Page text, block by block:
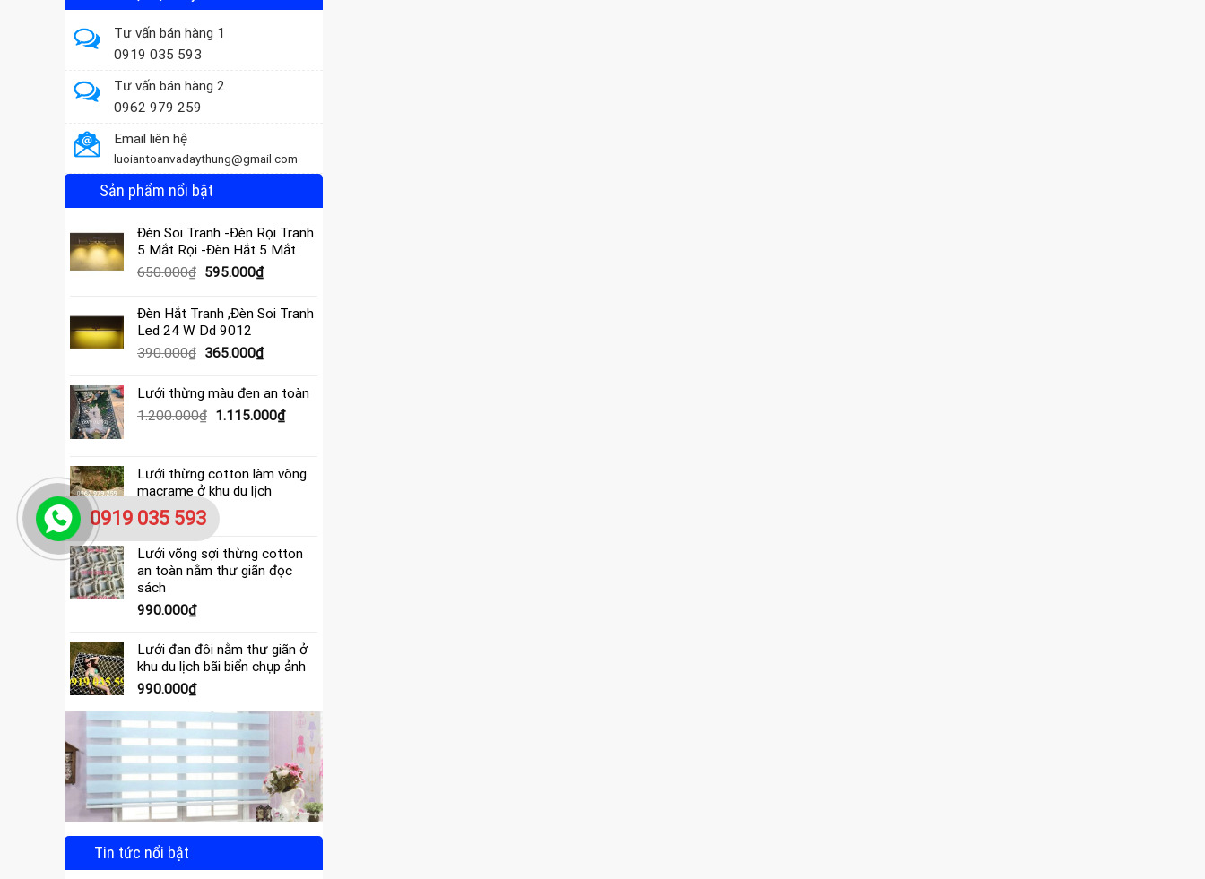
Tư vấn bán hàng 1
0919 035 593
Tư vấn bán hàng 2
0962 979 259
Email liên hệ
luoiantoanvadaythung@gmail.com
Sản phẩm nổi bật
Đèn Soi Tranh -Đèn Rọi Tranh
5 Mắt Rọi -Đèn Hắt 5 Mắt
650.000₫ Giá
là:
650.000₫.
595.000₫Giá
tại
595.000₫.
Đèn Hắt Tranh ,Đèn Soi Tranh
Led 24 W Dd 9012
390.000₫ Giá
là:
390.000₫.
365.000₫Giá
tại
là:
365.000₫.
Lưới thừng màu đen an toàn
1.200.000₫ Giá
1.200.000₫.
1.115.000₫Giá
là:
Lưới thừng cotton làm võng
macrame ở khu du lịch
4.000.000₫
Lưới võng sợi thừng cotton
an toàn nằm thư giãn đọc
sách
990.000₫
Lưới đan đôi nằm thư giãn ở
khu du lịch bãi biển chụp ảnh
990.000₫
Tin tức nổi bật
0919 035 593